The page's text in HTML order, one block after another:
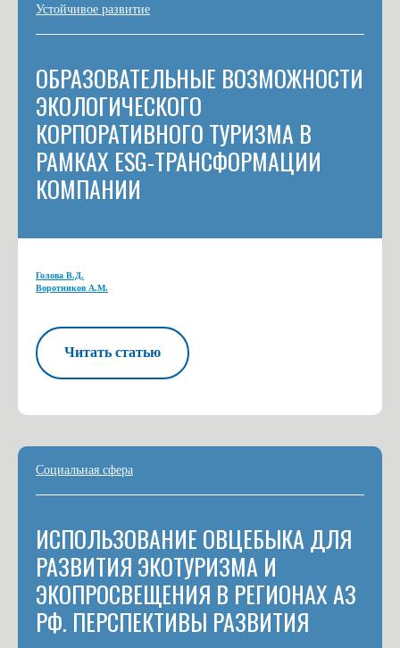
Устойчивое развитие
ОБРАЗОВАТЕЛЬНЫЕ ВОЗМОЖНОСТИ
ЭКОЛОГИЧЕСКОГО
КОРПОРАТИВНОГО ТУРИЗМА В
РАМКАХ ESG-ТРАНСФОРМАЦИИ
КОМПАНИИ
Голова В.Д.
Воротников А.М.
Читать статью
Социальная сфера
ИСПОЛЬЗОВАНИЕ ОВЦЕБЫКА ДЛЯ
РАЗВИТИЯ ЭКОТУРИЗМА И
ЭКОПРОСВЕЩЕНИЯ В РЕГИОНАХ АЗ
РФ. ПЕРСПЕКТИВЫ РАЗВИТИЯ